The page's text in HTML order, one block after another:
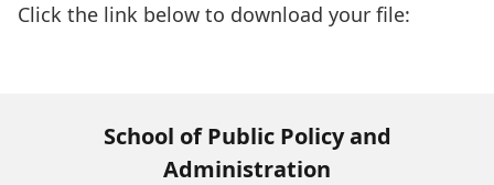
Click the link below to download your file:
School of Public Policy and
Administration